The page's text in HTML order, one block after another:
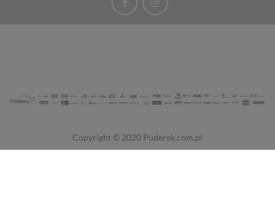
Copyright © 2020 Puderek.com.pl